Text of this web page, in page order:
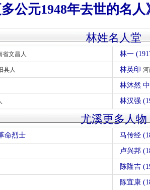
公元1948年去世的名人
林姓名人堂
省文昌人 林一
县人 林英印
林沐然
林汉强
尤溪更多人物
命烈士 马传经
卢兴邦
陈隆吉
陈宜康